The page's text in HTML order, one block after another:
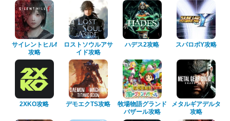
サイレントヒルf
攻略
ロストソウルアサ
イド攻略
ハデス2攻略 スパロボY攻略
2XKO攻略 デモエクTS攻略
牧場物語グランド
バザール攻略
メタルギアデルタ
攻略